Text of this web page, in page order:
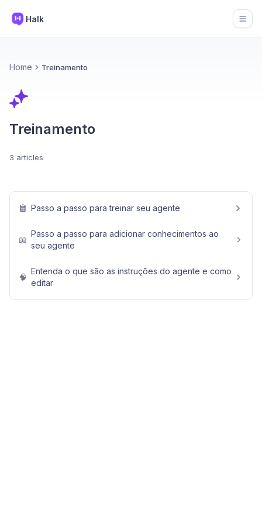
Halk
Home Treinamento
Treinamento
3 articles
Passo a passo para treinar seu agente
📖
Passo a passo para adicionar conhecimentos ao
seu agente
🧠
Entenda o que são as instruções do agente e como
editar